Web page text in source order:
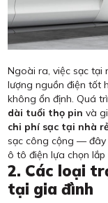
Ngoài ra, việc sạc tại
lượng nguồn điện tốt
không ổn định. Quá
dài tuổi thọ pin và
chi phí sạc tại nhà
sạc công cộng — đây
ô tô điện lựa chọn lắp
2. Các loại
tại gia đình